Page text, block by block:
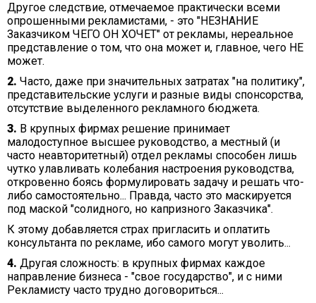
Другое следствие, отмечаемое практически всеми
опрошенными рекламистами, - это "НЕЗНАНИЕ
Заказчиком ЧЕГО ОН ХОЧЕТ" от рекламы, нереальное
представление о том, что она может и, главное, чего НЕ
может.
2. Часто, даже при значительных затратах "на политику",
представительские услуги и разные виды спонсорства,
отсутствие выделенного рекламного бюджета.
3. В крупных фирмах решение принимает
малодоступное высшее руководство, а местный (и
часто неавторитетный) отдел рекламы способен лишь
чутко улавливать колебания настроения руководства,
откровенно боясь формулировать задачу и решать что-
либо самостоятельно... Правда, часто это маскируется
под маской "солидного, но капризного Заказчика".
К этому добавляется страх пригласить и оплатить
консультанта по рекламе, ибо самого могут уволить...
4. Другая сложность: в крупных фирмах каждое
направление бизнеса - "свое государство", и с ними
Рекламисту часто трудно договориться...